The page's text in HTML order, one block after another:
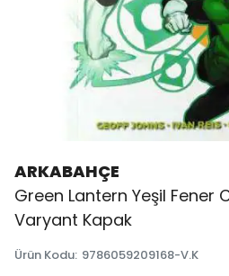
ARKABAHÇE
Green Lantern Yeşil Fener
Varyant Kapak
Ürün Kodu: 9786059209168-V.K